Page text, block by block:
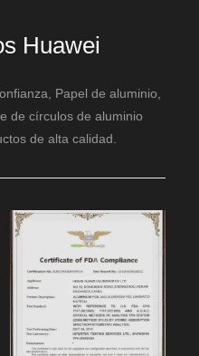
Huawei
Papel de aluminio,
de círculos de aluminio
de alta calidad.